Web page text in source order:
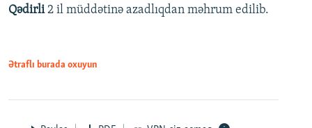
Qədirli2 il müddətinə azadlıqdan məhrum edilib.
Ətraflı burada oxuyun